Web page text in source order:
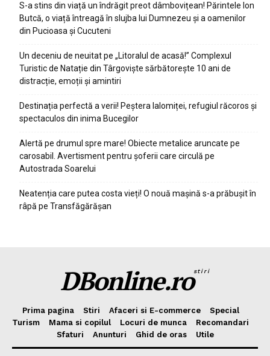
S-a stins din viață un îndrăgit preot dâmbovițean! Părintele Ion
Butcă, o viață întreagă în slujba lui Dumnezeu și a oamenilor
din Pucioasa și Cucuteni
Un deceniu de neuitat pe „Litoralul de acasă!” Complexul
Turistic de Natație din Târgoviște sărbătorește 10 ani de
distracție, emoții și amintiri
Destinația perfectă a verii! Peștera Ialomiței, refugiul răcoros și
spectaculos din inima Bucegilor
Alertă pe drumul spre mare! Obiecte metalice aruncate pe
carosabil. Avertisment pentru șoferii care circulă pe
Autostrada Soarelui
Neatenția care putea costa vieți! O nouă mașină s-a prăbușit în
râpă pe Transfăgărășan
DBonline.rostiri
Prima pagina Stiri Afaceri si E-commerce
Special
Turism
Mama si copilul Locuri de munca
Recomandari
Sfaturi
Anunturi Ghid de oras Utile